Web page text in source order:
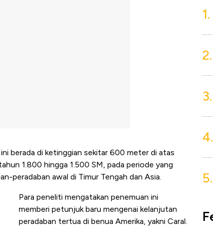
berada di ketinggian sekitar 600 meter di atas
1.800 hingga 1.500 SM, pada periode yang
peradaban awal di Timur Tengah dan Asia.
Para peneliti mengatakan penemuan ini
memberi petunjuk baru mengenai kelanjutan
peradaban tertua di benua Amerika, yakni Caral.
1.
2.
3.
4.
5.